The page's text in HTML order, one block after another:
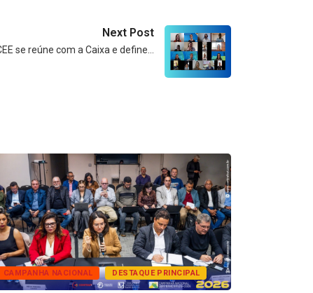
Next Post
se reúne com a Caixa e define…
CAMPANHA NACIONAL DESTAQUE PRINCIPAL